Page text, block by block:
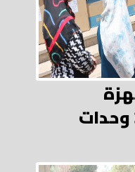
والمعدات الطبية لـ 3 وحدات